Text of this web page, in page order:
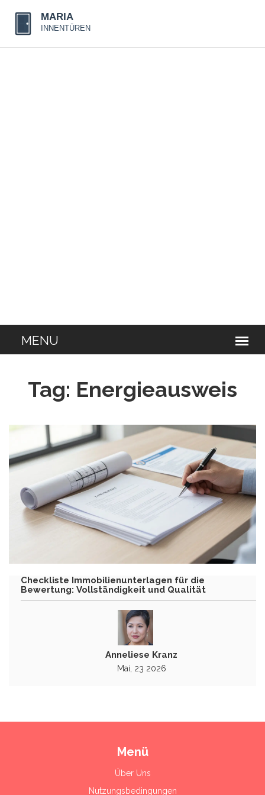
Tag: Energieausweis
Checkliste Immobilienunterlagen für die
Bewertung: Vollständigkeit und Qualität
Anneliese Kranz
Mai, 23 2026
Menü
Über Uns
Nutzungsbedingungen